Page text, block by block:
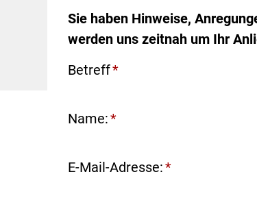
Sie haben Hinweise,
werden uns zeitnah um Ihr
Betreff*
Name:*
E-Mail-Adresse:*